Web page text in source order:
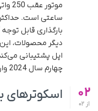
اپل پشتیبانی
چهارم سال 2024 وارد بازار شود.
02
از
اسکوتر‌های